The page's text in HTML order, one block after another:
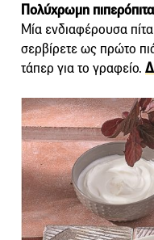
Πολύχρωμη
Μία ενδιαφέρουσα πίτα
σερβίρετε ως πρώτο
τάπερ για το γραφείο.